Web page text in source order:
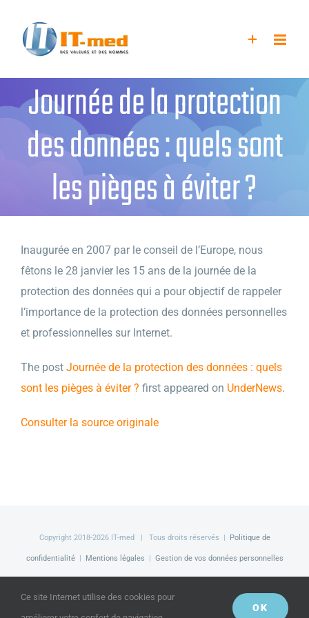
contenu
Journée de la protection
des données : quels sont
les pièges à éviter ?
Inaugurée en 2007 par le conseil de l’Europe, nous
fêtons le 28 janvier les 15 ans de la journée de la
protection des données qui a pour objectif de rappeler
l’importance de la protection des données personnelles
et professionnelles sur Internet.
The post Journée de la protection des données : quels
sont les pièges à éviter ? first appeared on UnderNews.
Consulter la source originale
Copyright 2018-2026 IT-med | Tous droits réservés | Politique de
confidentialité| Mentions légales | Gestion de vos données personnelles
Ce site Internet utilise des cookies pour
OK